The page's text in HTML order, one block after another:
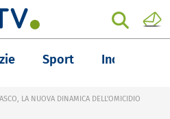
Sport Inchieste
LA NUOVA DINAMICA DELL'OMICIDIO